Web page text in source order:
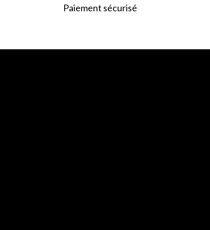
Paiement sécurisé